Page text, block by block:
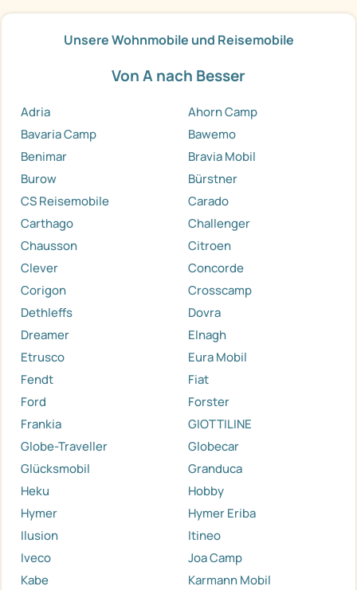
Unsere Wohnmobile und Reisemobile
Von A nach Besser
Adria
Ahorn Camp
Bavaria Camp
Bawemo
Benimar
Bravia Mobil
Burow
Bürstner
CS Reisemobile
Carado
Carthago
Challenger
Chausson
Citroen
Clever
Concorde
Corigon
Crosscamp
Dethleffs
Dovra
Dreamer
Elnagh
Etrusco
Eura Mobil
Fendt
Fiat
Ford
Forster
Frankia
GIOTTILINE
Globe-Traveller
Globecar
Glücksmobil
Granduca
Heku
Hobby
Hymer
Hymer Eriba
Ilusion
Itineo
Iveco
Joa Camp
Kabe
Karmann Mobil